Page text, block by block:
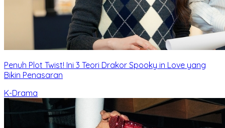
Penuh Plot Twist! Ini 3 Teori Drakor Spooky in Love yang
Bikin Penasaran
K-Drama